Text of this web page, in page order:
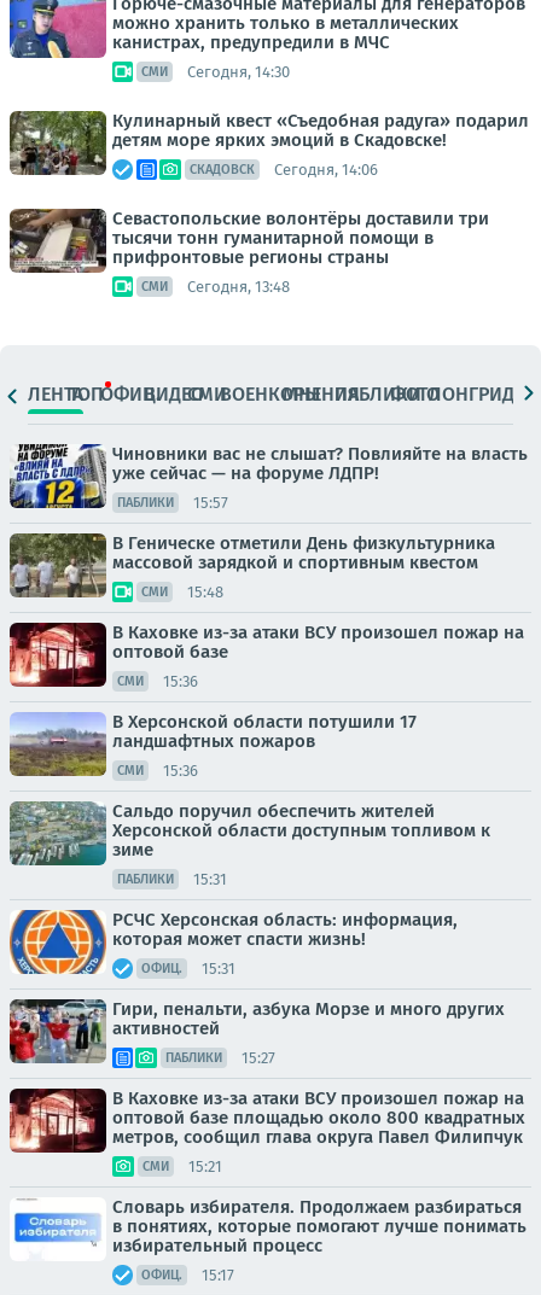
можно хранить только в металлических
канистрах, предупредили в МЧС
СМИ Сегодня, 14:30
Кулинарный квест «Съедобная радуга» подарил
детям море ярких эмоций в Скадовске!
СКАДОВСК Сегодня, 14:06
Севастопольские волонтёры доставили три
тысячи тонн гуманитарной помощи в
прифронтовые регионы страны
СМИ Сегодня, 13:48
ЛЕНТАТОПОФИЦ.ВИДЕОСМИВОЕНКОРЫМНЕНИЯПАБЛИКИ
ФОТОЛОНГРИДЫ
Чиновники вас не слышат? Повлияйте на власть
уже сейчас — на форуме ЛДПР!
ПАБЛИКИ 15:57
В Геническе отметили День физкультурника
массовой зарядкой и спортивным квестом
СМИ 15:48
В Каховке из-за атаки ВСУ произошел пожар на
оптовой базе
СМИ 15:36
В Херсонской области потушили 17
ландшафтных пожаров
СМИ 15:36
Сальдо поручил обеспечить жителей
Херсонской области доступным топливом к
зиме
ПАБЛИКИ 15:31
РСЧС Херсонская область: информация,
которая может спасти жизнь!
ОФИЦ. 15:31
Гири, пенальти, азбука Морзе и много других
активностей
ПАБЛИКИ 15:27
В Каховке из-за атаки ВСУ произошел пожар на
оптовой базе площадью около 800 квадратных
метров, сообщил глава округа Павел Филипчук
СМИ 15:21
Словарь избирателя. Продолжаем разбираться
в понятиях, которые помогают лучше понимать
избирательный процесс
ОФИЦ. 15:17